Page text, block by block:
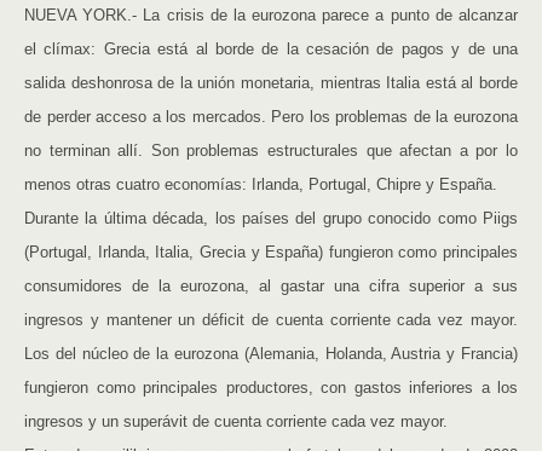
NUEVA YORK.- La crisis de la eurozona parece a punto de alcanzar
el clímax: Grecia está al borde de la cesación de pagos y de una
salida deshonrosa de la unión monetaria, mientras Italia está al borde
de perder acceso a los mercados. Pero los problemas de la eurozona
no terminan allí. Son problemas estructurales que afectan a por lo
menos otras cuatro economías: Irlanda, Portugal, Chipre y España.
Durante la última década, los países del grupo conocido como Piigs
(Portugal, Irlanda, Italia, Grecia y España) fungieron como principales
consumidores de la eurozona, al gastar una cifra superior a sus
ingresos y mantener un déficit de cuenta corriente cada vez mayor.
Los del núcleo de la eurozona (Alemania, Holanda, Austria y Francia)
fungieron como principales productores, con gastos inferiores a los
ingresos y un superávit de cuenta corriente cada vez mayor.